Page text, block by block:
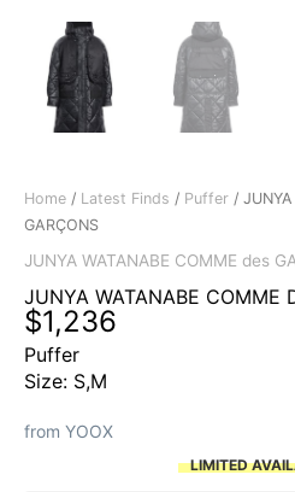
Home / Latest Finds / Puffer /
GARÇONS
JUNYA WATANABE COMME des
JUNYA WATANABE COMME
$1,236
Puffer
Size: S,M
from YOOX
LIMITED